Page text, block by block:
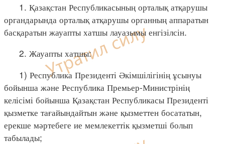
1. Қазақстан Республикасының орталық атқарушы
органдарында орталық атқарушы органның аппаратын
басқаратын жауапты хатшы лауазымы енгізілсін.
2. Жауапты хатшы:
1) Республика Президенті Әкімшілігінің ұсынуы
бойынша және Республика Премьер-Министрінің
келісімі бойынша Қазақстан Республикасы Президенті
қызметке тағайындайтын және қызметтен босататын,
ерекше мәртебеге ие мемлекеттік қызметші болып
табылады;